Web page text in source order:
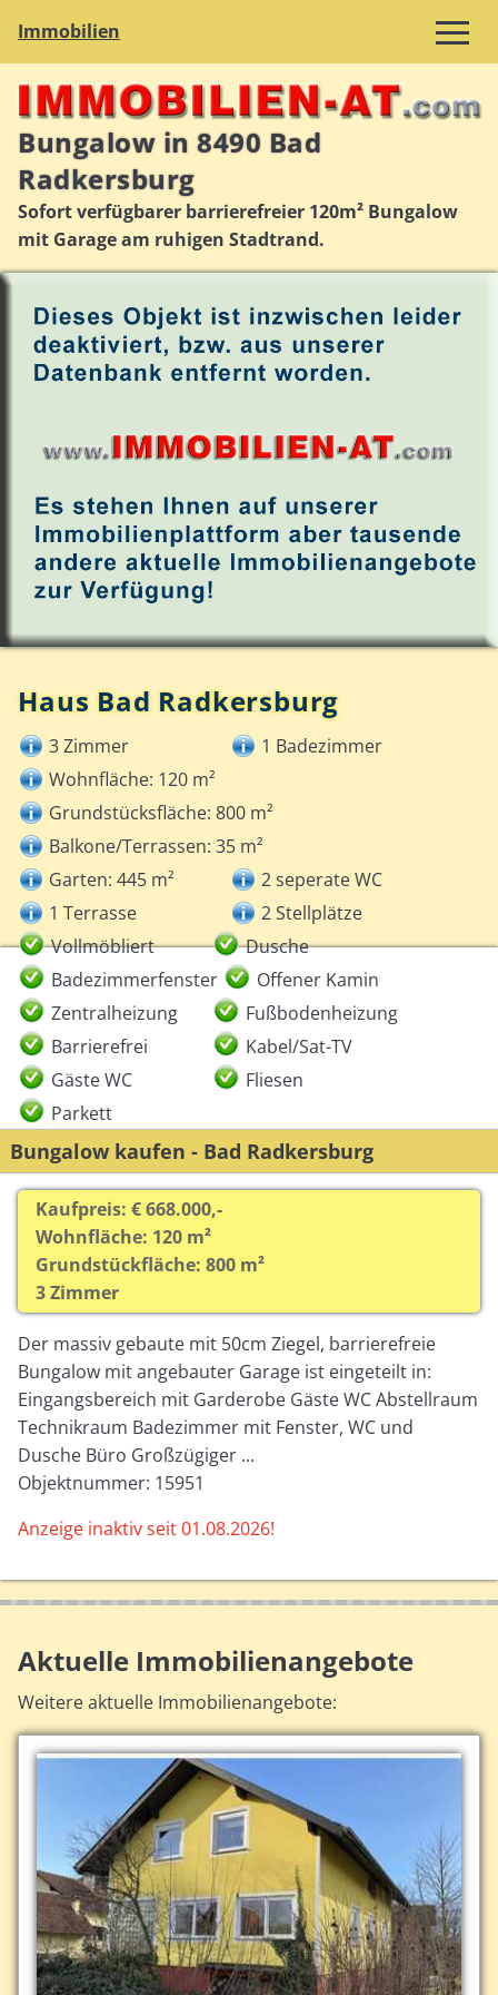
Immobilien
Bungalow in 8490 Bad
Radkersburg
Sofort verfügbarer barrierefreier 120m² Bungalow
mit Garage am ruhigen Stadtrand.
Haus Bad Radkersburg
3 Zimmer
1 Badezimmer
Wohnfläche: 120 m²
Grundstücksfläche: 800 m²
Balkone/Terrassen: 35 m²
Garten: 445 m²
2 seperate WC
1 Terrasse
2 Stellplätze
Vollmöbliert
Dusche
Badezimmerfenster
Offener Kamin
Zentralheizung
Fußbodenheizung
Barrierefrei
Kabel/Sat-TV
Gäste WC
Fliesen
Parkett
Bungalow kaufen - Bad Radkersburg
Kaufpreis: € 668.000,-
Wohnfläche: 120 m²
Grundstückfläche: 800 m²
3 Zimmer
Der massiv gebaute mit 50cm Ziegel, barrierefreie
Bungalow mit angebauter Garage ist eingeteilt in:
Eingangsbereich mit Garderobe Gäste WC Abstellraum
Technikraum Badezimmer mit Fenster, WC und
Dusche Büro Großzügiger ...
Objektnummer: 15951
Anzeige inaktiv seit 01.08.2026!
Aktuelle Immobilienangebote
Weitere aktuelle Immobilienangebote: